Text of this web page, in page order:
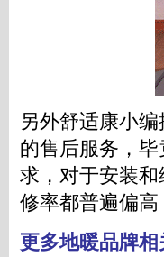
另外舒适康小
的售后服务，
求，对于安装
修率都普遍偏
更多地暖品牌相